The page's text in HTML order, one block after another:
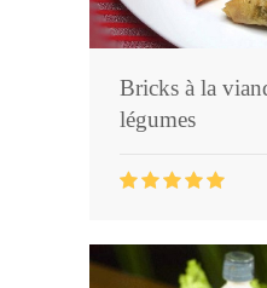
Bricks à la
légumes